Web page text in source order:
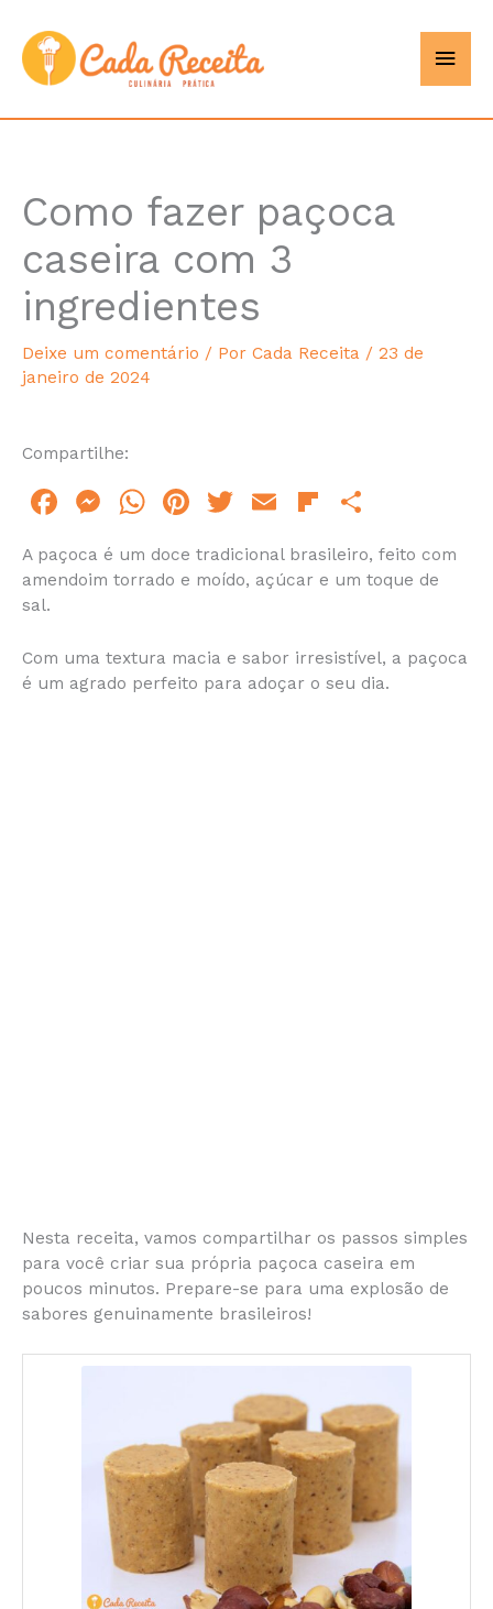
para
conteúdo
Como fazer paçoca
caseira com 3
ingredientes
Deixe um comentário / Por Cada Receita / 23 de
janeiro de 2024
Compartilhe:
F
c
o
M
e
s
e
n
W
h
at
p
Pi
te
st
T
w
itt
E
m
ai
Fl
ip
b
ar
d
h
ar
A paçoca é um doce tradicional brasileiro, feito com
amendoim torrado e moído, açúcar e um toque de
sal.
Com uma textura macia e sabor irresistível, a paçoca
é um agrado perfeito para adoçar o seu dia.
Nesta receita, vamos compartilhar os passos simples
para você criar sua própria paçoca caseira em
poucos minutos. Prepare-se para uma explosão de
sabores genuinamente brasileiros!
minutes